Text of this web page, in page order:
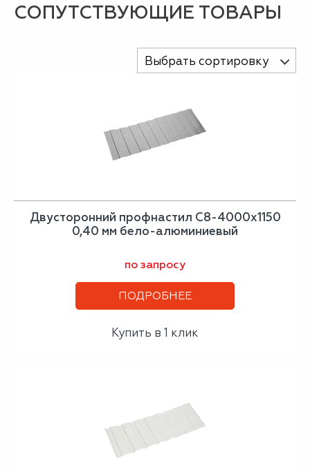
СОПУТСТВУЮЩИЕ ТОВАРЫ
Выбрать сортировку
Двусторонний профнастил С8-4000х1150
0,40 мм бело-алюминиевый
по запросу
ПОДРОБНЕЕ
Купить в 1 клик